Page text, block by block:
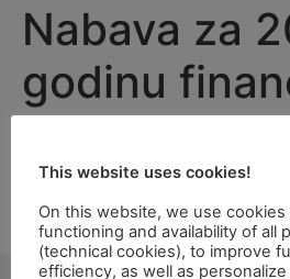
Nabava za
godinu
EU
Plan nabave 2013.
Plan nabave za 2014. godinu za nabave
This website uses cookies!
On this website, we use
functioning and availability of all
(technical cookies), to improve
efficiency, as well as